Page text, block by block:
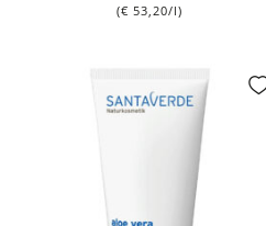
(€ 53,20/l)